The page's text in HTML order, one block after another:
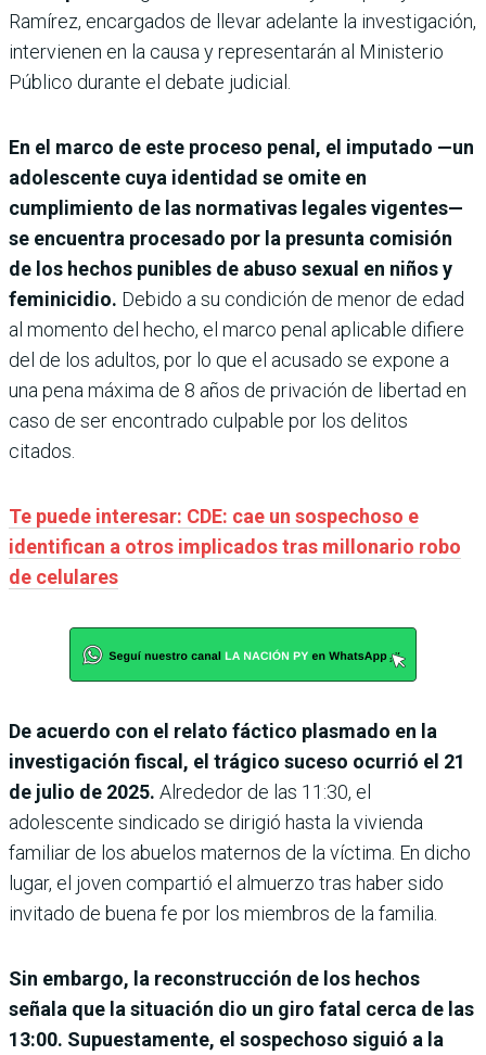
Ramírez, encargados de llevar adelante la investigación,
intervienen en la causa y representarán al Ministerio
Público durante el debate judicial.
En el marco de este proceso penal, el imputado —un
adolescente cuya identidad se omite en
cumplimiento de las normativas legales vigentes—
se encuentra procesado por la presunta comisión
de los hechos punibles de abuso sexual en niños y
feminicidio. Debido a su condición de menor de edad
al momento del hecho, el marco penal aplicable difiere
del de los adultos, por lo que el acusado se expone a
una pena máxima de 8 años de privación de libertad en
caso de ser encontrado culpable por los delitos
citados.
Te puede interesar: CDE: cae un sospechoso e
identifican a otros implicados tras millonario robo
de celulares
De acuerdo con el relato fáctico plasmado en la
investigación fiscal, el trágico suceso ocurrió el 21
de julio de 2025. Alrededor de las 11:30, el
adolescente sindicado se dirigió hasta la vivienda
familiar de los abuelos maternos de la víctima. En dicho
lugar, el joven compartió el almuerzo tras haber sido
invitado de buena fe por los miembros de la familia.
Sin embargo, la reconstrucción de los hechos
señala que la situación dio un giro fatal cerca de las
13:00. Supuestamente, el sospechoso siguió a la